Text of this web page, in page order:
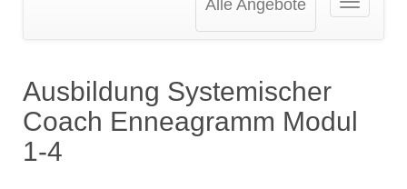
Alle Angebote
Ausbildung Systemischer
Coach Enneagramm Modul
1-4